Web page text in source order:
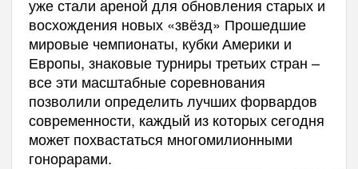
уже стали ареной для обновления старых и
восхождения новых «звёзд» Прошедшие
мировые чемпионаты, кубки Америки и
Европы, знаковые турниры третьих стран –
все эти масштабные соревнования
позволили определить лучших форвардов
современности, каждый из которых сегодня
может похвастаться многомилионными
гонорарами.